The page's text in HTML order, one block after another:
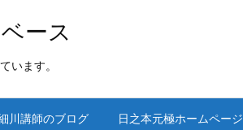
ース
います。
川講師のブログ 日之本元極ホームページ